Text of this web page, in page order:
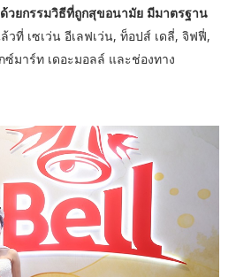
วยกรรมวิธีที่ถูกสุขอนามัย มีมาตรฐาน
วที่ เซเว่น อีเลฟเว่น, ท็อปส์ เดลี่, จิฟฟี่,
มาร์ท เดอะมอลล์ และช่องทาง